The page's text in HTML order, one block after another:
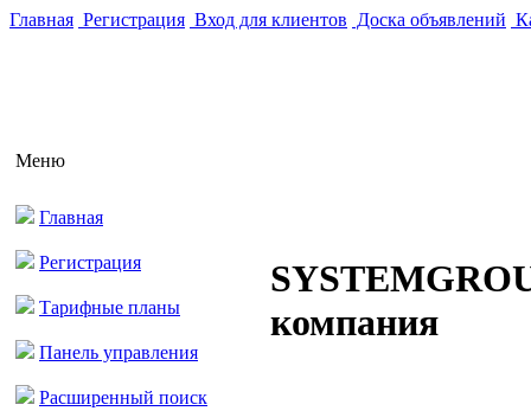
Главная Регистрация Вход для клиентов Доска объявлений
Меню
Главная
Регистрация
Тарифные планы
Панель управления
Расширенный поиск
компания